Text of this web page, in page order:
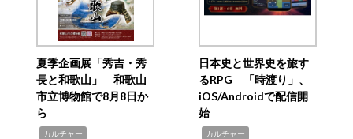
夏季企画展「秀吉・秀
長と和歌山」 和歌山
市立博物館で8月8日か
ら
カルチャー
日本史と世界史を旅す
るRPG 「時渡り」、
iOS/Androidで配信開
始
カルチャー